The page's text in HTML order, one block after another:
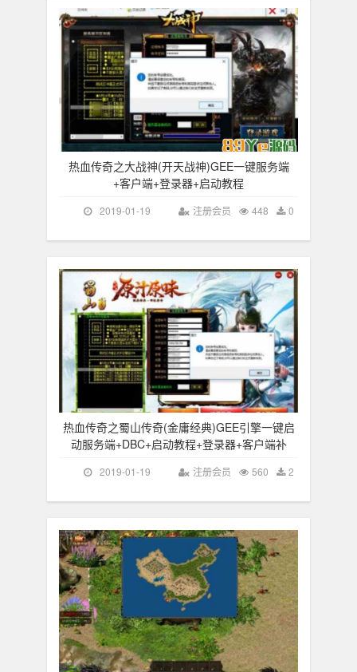
热血传奇之大战神(开天战神)GEE一键服务端
+客户端+登录器+启动教程
2019-01-19 0
448
注册会员
热血传奇之蜀山传奇(金庸经典)GEE引擎一键启
动服务端+DBC+启动教程+登录器+客户端补
2019-01-19 2
560
注册会员